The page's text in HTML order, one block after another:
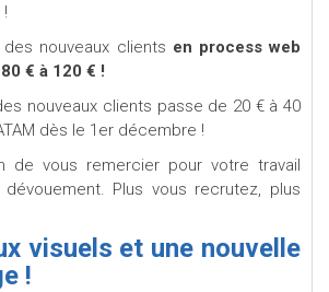
!
des nouveaux clients en process web
€ à 120 € !
nouveaux clients passe de 20 € à 40
dès le 1er décembre !
de vous remercier pour votre travail
Plus vous recrutez, plus
visuels et une nouvelle
!